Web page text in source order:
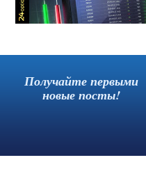
Получайте первыми
новые посты!